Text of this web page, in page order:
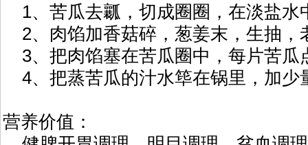
1、苦瓜去瓤，切成圈圈，在淡盐水
2、肉馅加香菇碎，葱姜末，生抽，
3、把肉馅塞在苦瓜圈中，每片苦瓜
4、把蒸苦瓜的汁水筚在锅里，加少
营养价值：